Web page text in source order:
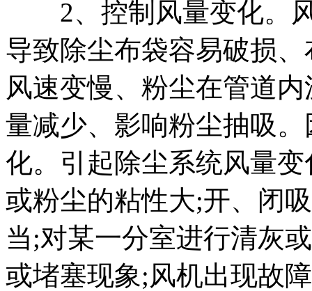
2、控制风量变化。风
导致除尘布袋容易破损
风速变慢、粉尘在管道
量减少、影响粉尘抽吸
化。引起除尘系统风量
或粉尘的粘性大;开、闭
当;对某一分室进行清灰
或堵塞现象;风机出现故